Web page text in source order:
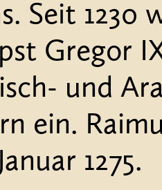
Seit 1230
Gregor
und
ein.
1275.